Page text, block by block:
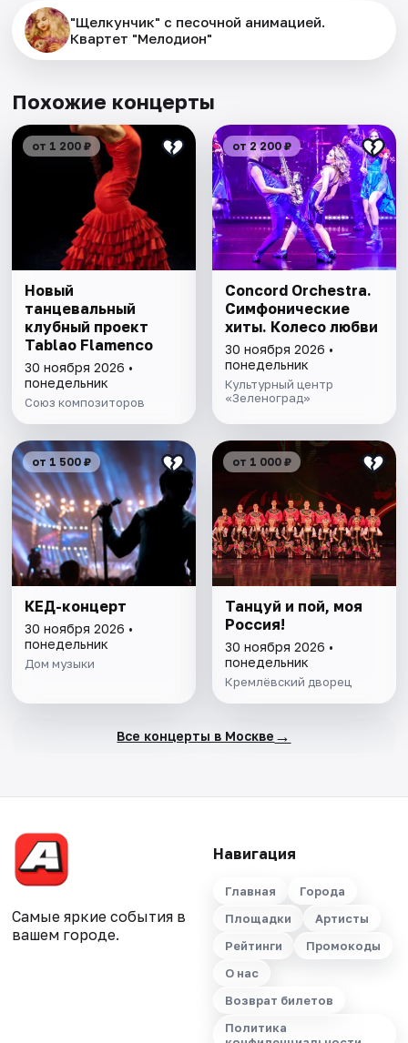
"Щелкунчик" с песочной анимацией.
Квартет "Мелодион"
Похожие концерты
от 1 200 ₽
Новый
танцевальный
клубный проект
Tablao Flamenсo
30 ноября 2026 •
понедельник
Союз композиторов
от 2 200 ₽
Concord Orchestra.
Симфонические
хиты. Колесо любви
30 ноября 2026 •
понедельник
Культурный центр
«Зеленоград»
от 1 500 ₽
КЕД-концерт
30 ноября 2026 •
понедельник
Дом музыки
от 1 000 ₽
Танцуй и пой, моя
Россия!
30 ноября 2026 •
понедельник
Кремлёвский дворец
Все концерты в Москве →
Самые яркие события в
вашем городе.
Навигация
Главная
Города
Площадки
Артисты
Рейтинги
Промокоды
О нас
Возврат билетов
Политика